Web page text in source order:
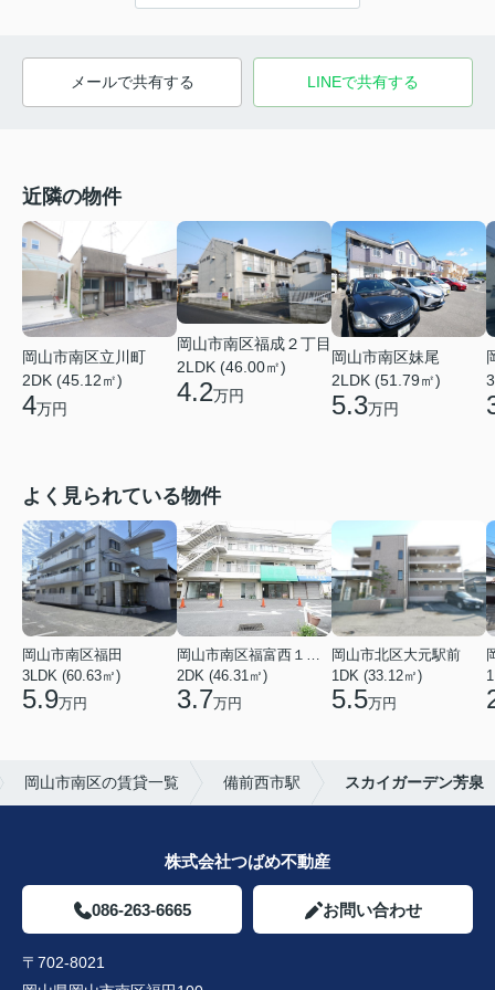
メールで共有する LINEで共有する
近隣の物件
岡山市南区立川町
2DK (45.12㎡)
4万円
岡山市南区福成２丁目
2LDK (46.00㎡)
4.2万円
岡山市南区妹尾
2LDK (51.79㎡)
5.3万円
よく見られている物件
岡山市南区福田
3LDK (60.63㎡)
5.9万円
2DK (46.31㎡)
3.7万円
岡山市北区大元駅前
1DK (33.12㎡)
5.5万円
岡山市南区の賃貸一覧 備前西市駅 スカイガーデン芳泉
株式会社つばめ不動産
086-263-6665 お問い合わせ
〒702-8021